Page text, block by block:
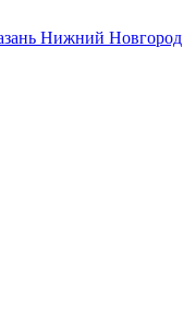
Нижний Новгород